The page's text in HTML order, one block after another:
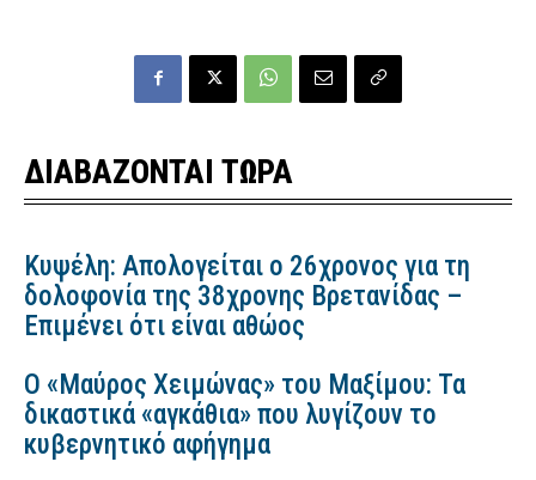
ΔΙΑΒΑΖΟΝΤΑΙ ΤΩΡΑ
Κυψέλη: Απολογείται ο 26χρονος για τη
δολοφονία της 38χρονης Βρετανίδας –
Επιμένει ότι είναι αθώος
Ο «Μαύρος Χειμώνας» του Μαξίμου: Τα
δικαστικά «αγκάθια» που λυγίζουν το
κυβερνητικό αφήγημα